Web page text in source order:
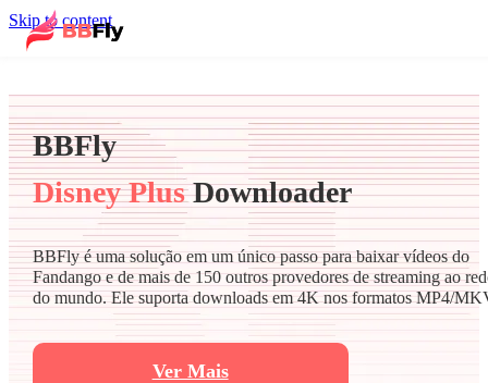
Skip to content
BBFly
Disney PlusDownloader
BBFly é uma solução em um único passo para baixar vídeos do
Fandango e de mais de 150 outros provedores de streaming ao
do mundo. Ele suporta downloads em 4K nos formatos MP4/
Ver Mais